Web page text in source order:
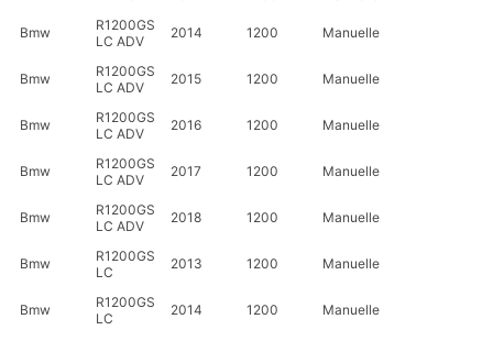
Bmw
R1200GS
LC ADV
2014 1200 Manuelle
Bmw
R1200GS
LC ADV
2015 1200 Manuelle
Bmw
R1200GS
LC ADV
2016 1200 Manuelle
Bmw
R1200GS
LC ADV
2017 1200 Manuelle
Bmw
R1200GS
LC ADV
2018 1200 Manuelle
Bmw
R1200GS
LC
2013 1200 Manuelle
Bmw
R1200GS
LC
2014 1200 Manuelle